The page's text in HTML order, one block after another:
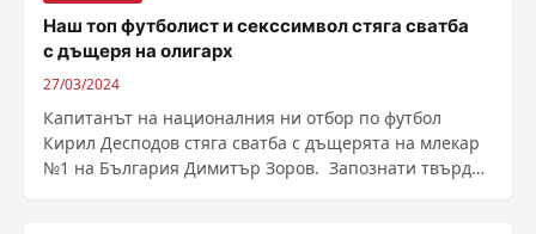
Наш топ футболист и секссимвол стяга сватба
с дъщеря на олигарх
27/03/2024
Капитанът на националния ни отбор по футбол
Кирил Десподов стяга сватба с дъщерята на млекар
№1 на България Димитър Зоров. Запознати твърдят,